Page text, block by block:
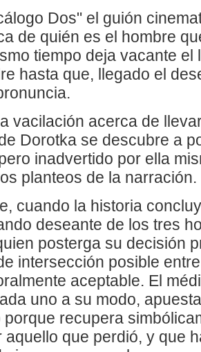
Dos" el guión
de quién es el hombre
tiempo deja vacante
hasta que, llegado el
vacilación acerca de
Dorotka se descubre a
inadvertido por ella
planteos de la narración.
cuando la historia
deseante de los tres
posterga su decisión
intersección posible
aceptable. El
uno a su modo,
porque recupera
aquello que perdió, y que